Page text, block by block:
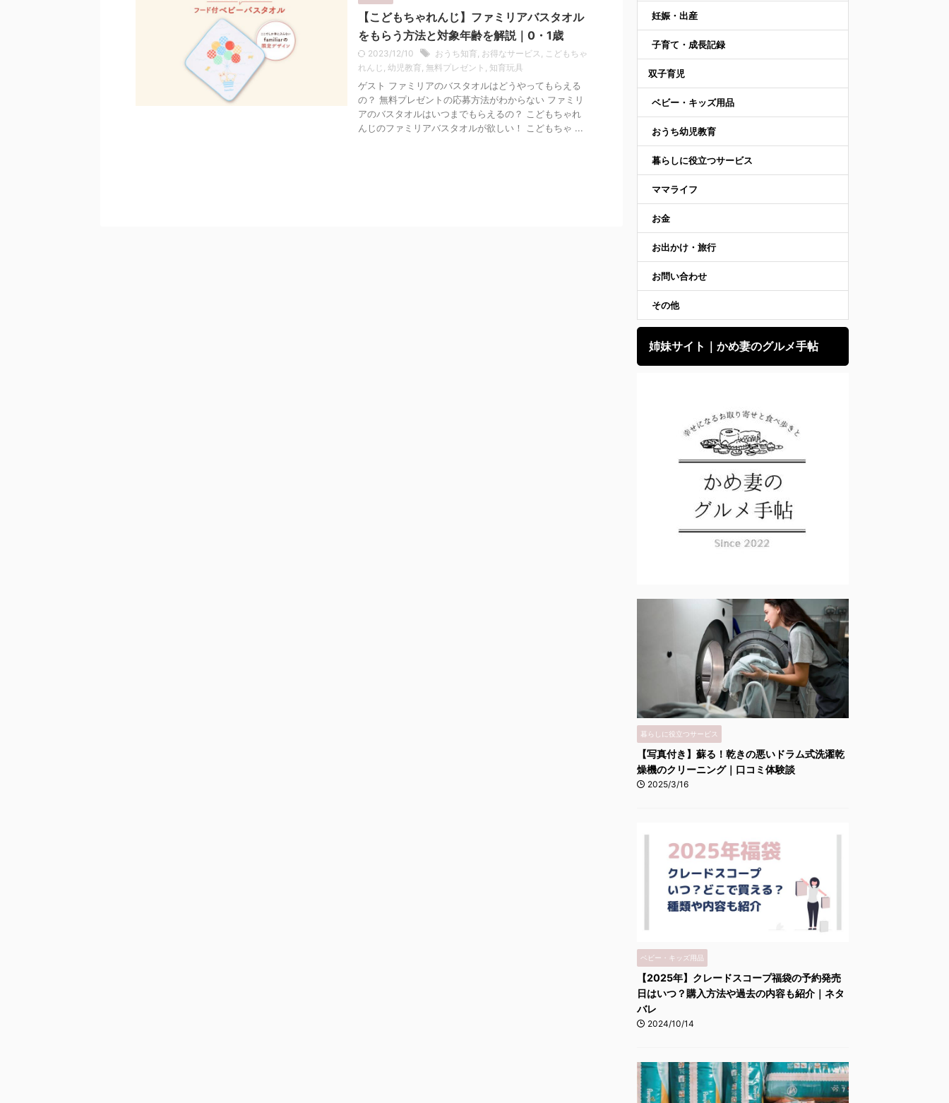
【こどもちゃれんじ】ファミリアバスタオル
をもらう方法と対象年齢を解説｜0・1歳
2023/12/10 おうち知育 お得なサービス
こどもちゃ
れんじ
幼児教育 無料プレゼント 知育玩具
ゲスト ファミリアのバスタオルはどうやってもらえる
の？ 無料プレゼントの応募方法がわからない ファミリ
アのバスタオルはいつまでもらえるの？ こどもちゃれ
んじのファミリアバスタオルが欲しい！ こどもちゃ ...
妊娠・出産
子育て・成長記録
双子育児
ベビー・キッズ用品
おうち幼児教育
暮らしに役立つサービス
ママライフ
お金
お出かけ・旅行
お問い合わせ
その他
姉妹サイト｜かめ妻のグルメ手帖
暮らしに役立つサービス
【写真付き】蘇る！乾きの悪いドラム式洗濯乾
燥機のクリーニング｜口コミ体験談
2025/3/16
ベビー・キッズ用品
【2025年】クレードスコープ福袋の予約発売
日はいつ？購入方法や過去の内容も紹介｜ネタ
バレ
2024/10/14